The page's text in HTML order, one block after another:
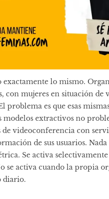
lo mismo.
con mujeres en situación
problema es que esas
extractivos no
videoconferencia con
de sus usuarios.
Se activa
se activa cuando la propia
diario.